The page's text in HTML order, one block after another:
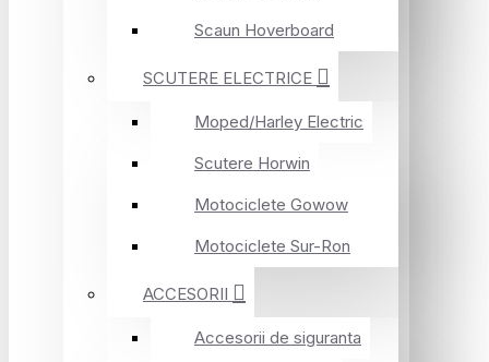
Scaun Hoverboard
SCUTERE ELECTRICE
Moped/Harley Electric
Scutere Horwin
Motociclete Gowow
Motociclete Sur-Ron
ACCESORII
Accesorii de siguranta